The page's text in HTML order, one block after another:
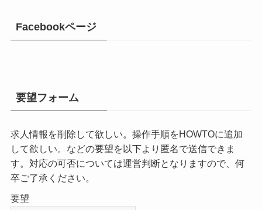
Facebookページ
要望フォーム
求人情報を削除して欲しい。操作手順をHOWTOに追加
して欲しい。などの要望を以下より匿名で送信できま
す。対応の可否については運営判断となりますので、何
卒ご了承ください。
要望